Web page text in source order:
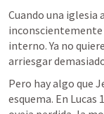
Cuando una iglesia
interno. Ya no
arriesgar
Pero hay algo que
esquema. En Lucas